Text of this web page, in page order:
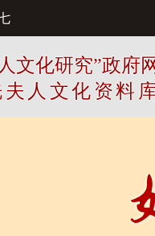
文化研究”政府
人文化资料